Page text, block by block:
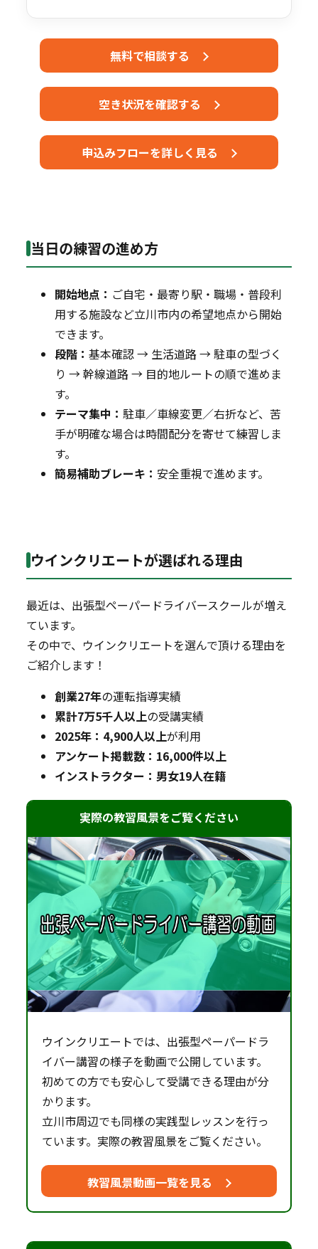
無料で相談する
空き状況を確認する
申込みフローを詳しく見る
当日の練習の進め方
開始地点： ご自宅・最寄り駅・職場・普段利
用する施設など立川市内の希望地点から開始
できます。
段階：基本確認 → 生活道路 → 駐車の型づく
り → 幹線道路 → 目的地ルートの順で進めま
す。
テーマ集中：駐車／車線変更／右折など、苦
手が明確な場合は時間配分を寄せて練習しま
す。
簡易補助ブレーキ： 安全重視で進めます。
ウインクリエートが選ばれる理由
最近は、出張型ペーパードライバースクールが増え
ています。
その中で、ウインクリエートを選んで頂ける理由を
ご紹介します！
創業27年の運転指導実績
累計7万5千人以上の受講実績
2025年：4,900人以上が利用
アンケート掲載数：16,000件以上
インストラクター：男女19人在籍
実際の教習風景をご覧ください
ウインクリエートでは、出張型ペーパードラ
イバー講習の様子を動画で公開しています。
初めての方でも安心して受講できる理由が分
かります。
立川市周辺でも同様の実践型レッスンを行っ
ています。実際の教習風景をご覧ください。
教習風景動画一覧を見る